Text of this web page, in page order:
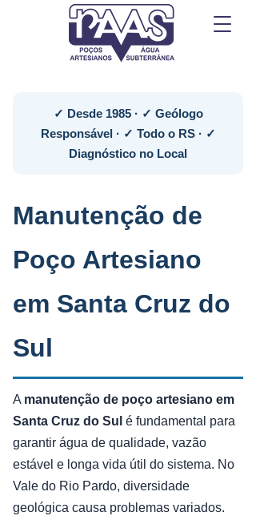
✓ Desde 1985 · ✓ Geólogo
Responsável · ✓ Todo o RS · ✓
Diagnóstico no Local
Manutenção de
Poço Artesiano
em Santa Cruz do
Sul
A manutenção de poço artesiano em
Santa Cruz do Sul é fundamental para
garantir água de qualidade, vazão
estável e longa vida útil do sistema. No
Vale do Rio Pardo, diversidade
geológica causa problemas variados.